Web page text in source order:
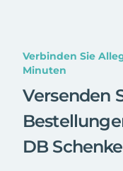
Verbinden Sie
Minuten
Versenden
DB